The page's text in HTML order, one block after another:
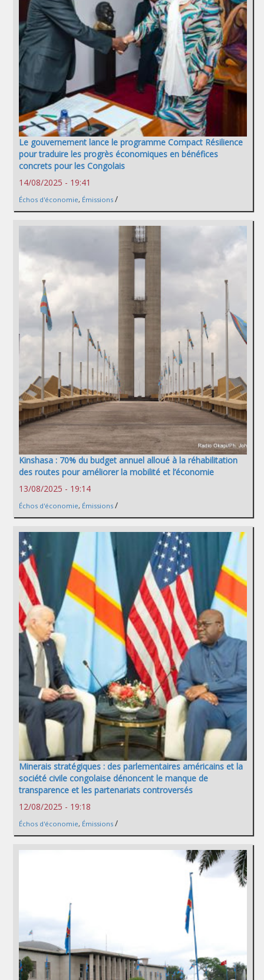
Le gouvernement lance le programme Compact Résilience
pour traduire les progrès économiques en bénéfices
concrets pour les Congolais
14/08/2025 - 19:41
Échos d'économie, Émissions /
Kinshasa : 70% du budget annuel alloué à la réhabilitation
des routes pour améliorer la mobilité et l’économie
13/08/2025 - 19:14
Échos d'économie, Émissions /
Minerais stratégiques : des parlementaires américains et la
société civile congolaise dénoncent le manque de
transparence et les partenariats controversés
12/08/2025 - 19:18
Échos d'économie, Émissions /